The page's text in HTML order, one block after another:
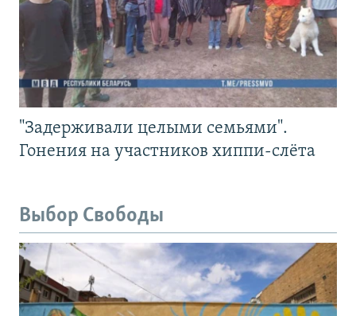
"Задерживали целыми семьями".
Гонения на участников хиппи-слёта
Выбор Свободы